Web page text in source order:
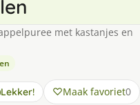
met kastanjes en
Lekker! Maak favoriet0